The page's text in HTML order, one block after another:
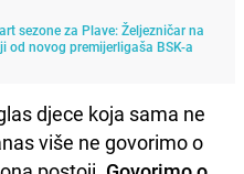
sezone za Plave: Željezničar na
od novog premijerligaša BSK-a
djece koja sama ne
više ne govorimo o